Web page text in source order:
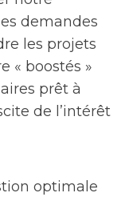
demandes
les projets
« boostés »
prêt à
de l’intérêt
optimale